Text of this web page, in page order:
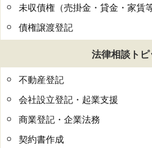
未収債権（売掛金・貸金・家賃
債権譲渡登記
法律相談ト
不動産登記
会社設立登記・起業支援
商業登記・企業法務
契約書作成